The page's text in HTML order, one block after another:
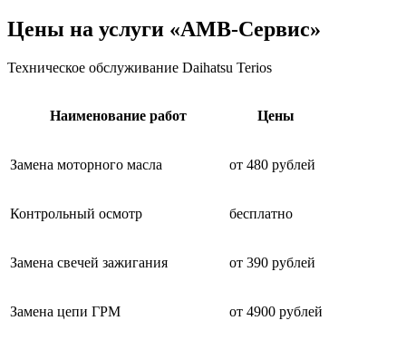
Цены на услуги «АМВ-Сервис»
Техническое обслуживание Daihatsu Terios
Наименование работ Цены
Замена моторного масла от 480 рублей
Контрольный осмотр бесплатно
Замена свечей зажигания от 390 рублей
Замена цепи ГРМ от 4900 рублей